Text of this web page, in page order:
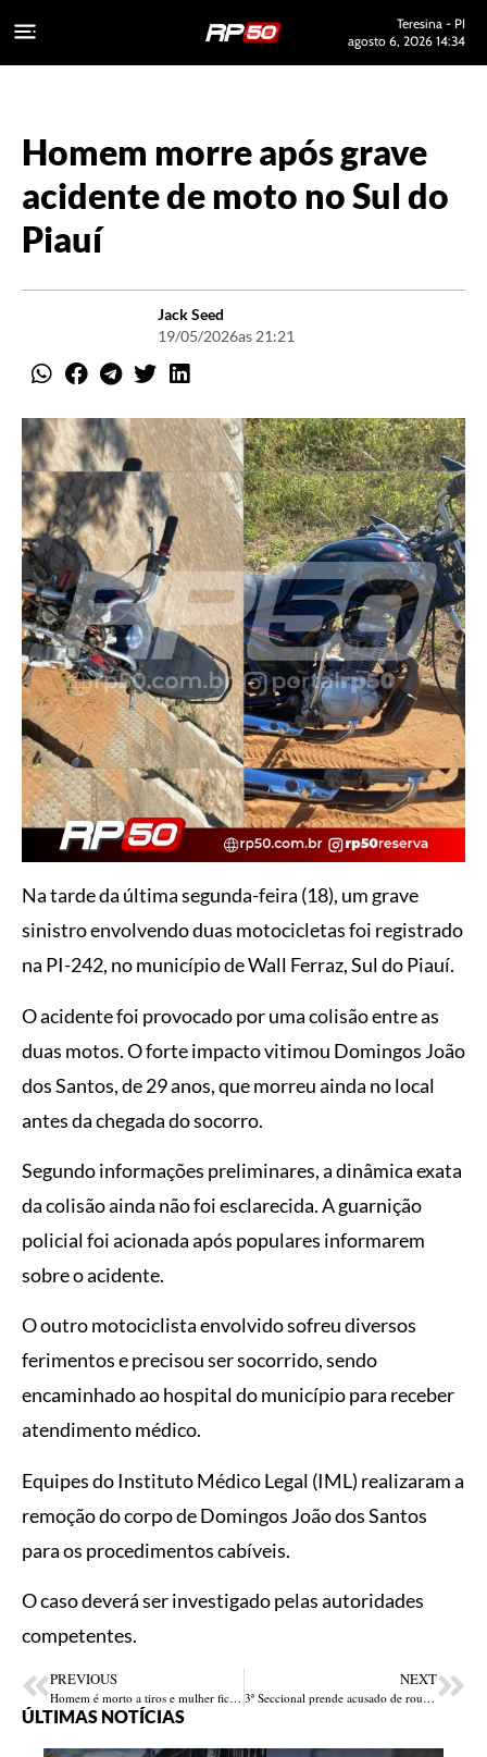
Teresina - PI
agosto 6, 2026 14:34
Homem morre após grave
acidente de moto no Sul do
Piauí
Jack Seed
19/05/2026as 21:21
Na tarde da última segunda-feira (18), um grave
sinistro envolvendo duas motocicletas foi registrado
na PI-242, no município de Wall Ferraz, Sul do Piauí.
O acidente foi provocado por uma colisão entre as
duas motos. O forte impacto vitimou Domingos João
dos Santos, de 29 anos, que morreu ainda no local
antes da chegada do socorro.
Segundo informações preliminares, a dinâmica exata
da colisão ainda não foi esclarecida. A guarnição
policial foi acionada após populares informarem
sobre o acidente.
O outro motociclista envolvido sofreu diversos
ferimentos e precisou ser socorrido, sendo
encaminhado ao hospital do município para receber
atendimento médico.
Equipes do Instituto Médico Legal (IML) realizaram a
remoção do corpo de Domingos João dos Santos
para os procedimentos cabíveis.
O caso deverá ser investigado pelas autoridades
competentes.
PREVIOUS
Homem é morto a tiros e mulher fica ferida após ataque em residência na zona Leste de Teresina
NEXT
3ª Seccional prende acusado de roubar moto e pertences de cidadão na Santa Maria da Codipi
ÚLTIMAS NOTÍCIAS